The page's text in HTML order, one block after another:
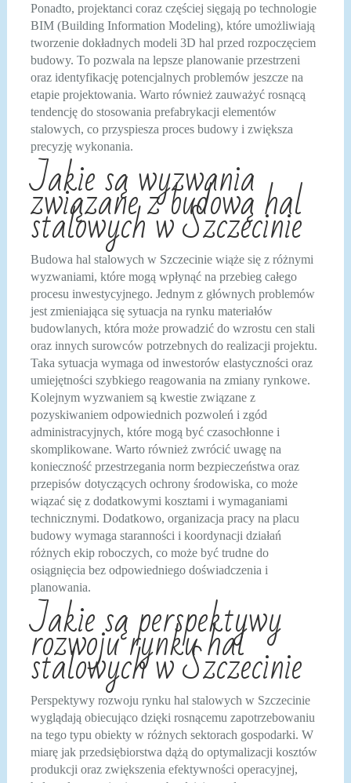
Ponadto, projektanci coraz częściej sięgają po technologie
BIM (Building Information Modeling), które umożliwiają
tworzenie dokładnych modeli 3D hal przed rozpoczęciem
budowy. To pozwala na lepsze planowanie przestrzeni
oraz identyfikację potencjalnych problemów jeszcze na
etapie projektowania. Warto również zauważyć rosnącą
tendencję do stosowania prefabrykacji elementów
stalowych, co przyspiesza proces budowy i zwiększa
precyzję wykonania.
Jakie są wyzwania
związane z budową hal
stalowych w Szczecinie
Budowa hal stalowych w Szczecinie wiąże się z różnymi
wyzwaniami, które mogą wpłynąć na przebieg całego
procesu inwestycyjnego. Jednym z głównych problemów
jest zmieniająca się sytuacja na rynku materiałów
budowlanych, która może prowadzić do wzrostu cen stali
oraz innych surowców potrzebnych do realizacji projektu.
Taka sytuacja wymaga od inwestorów elastyczności oraz
umiejętności szybkiego reagowania na zmiany rynkowe.
Kolejnym wyzwaniem są kwestie związane z
pozyskiwaniem odpowiednich pozwoleń i zgód
administracyjnych, które mogą być czasochłonne i
skomplikowane. Warto również zwrócić uwagę na
konieczność przestrzegania norm bezpieczeństwa oraz
przepisów dotyczących ochrony środowiska, co może
wiązać się z dodatkowymi kosztami i wymaganiami
technicznymi. Dodatkowo, organizacja pracy na placu
budowy wymaga staranności i koordynacji działań
różnych ekip roboczych, co może być trudne do
osiągnięcia bez odpowiedniego doświadczenia i
planowania.
Jakie są perspektywy
rozwoju rynku hal
stalowych w Szczecinie
Perspektywy rozwoju rynku hal stalowych w Szczecinie
wyglądają obiecująco dzięki rosnącemu zapotrzebowaniu
na tego typu obiekty w różnych sektorach gospodarki. W
miarę jak przedsiębiorstwa dążą do optymalizacji kosztów
produkcji oraz zwiększenia efektywności operacyjnej,